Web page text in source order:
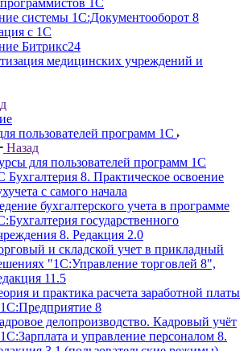
1С
системы 1С:Документооборот 8
с 1С
Битрикс24
медицинских учреждений и
пользователей программ 1С
Назад
для пользователей программ 1С
Бухгалтерия 8. Практическое освоение
с самого начала
бухгалтерского учета в программе
государственного
8. Редакция 2.0
и складской учет в прикладный
"1С:Управление торговлей 8",
11.5
и практика расчета заработной платы
8
делопроизводство. Кадровый учёт
и управление персоналом 8.